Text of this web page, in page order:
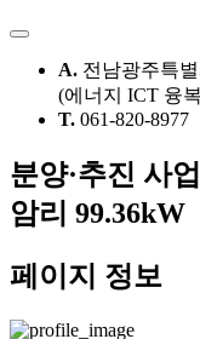
A. 전남광주특
(에너지 ICT 융
T. 061-820-8977
분양·추진 사업
암리 99.36kW
페이지 정보